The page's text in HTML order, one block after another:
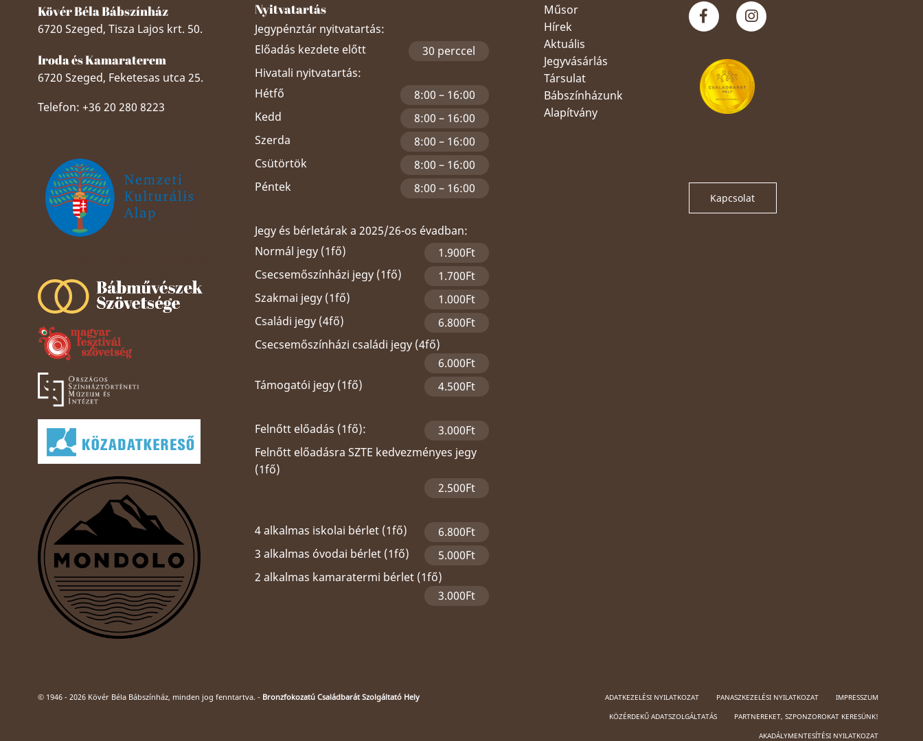
Kövér Béla Bábszínház
6720 Szeged, Tisza Lajos krt. 50.
Iroda és Kamaraterem
6720 Szeged, Feketesas utca 25.
Telefon: +36 20 280 8223
Nyitvatartás
Jegypénztár nyitvatartás:
Előadás kezdete előtt
30 perccel
Hivatali nyitvatartás:
Hétfő
8:00 – 16:00
Kedd
8:00 – 16:00
Szerda
8:00 – 16:00
Csütörtök
8:00 – 16:00
Péntek
8:00 – 16:00
Jegy és bérletárak a 2025/26-os évadban:
Normál jegy (1fő)
1.900Ft
Csecsemőszínházi jegy (1fő)
1.700Ft
Szakmai jegy (1fő)
1.000Ft
Családi jegy (4fő)
6.800Ft
Csecsemőszínházi családi jegy (4fő)
6.000Ft
Támogatói jegy (1fő)
4.500Ft
Felnőtt előadás (1fő):
3.000Ft
Felnőtt előadásra SZTE kedvezményes jegy
(1fő)
2.500Ft
4 alkalmas iskolai bérlet (1fő)
6.800Ft
3 alkalmas óvodai bérlet (1fő)
5.000Ft
2 alkalmas kamaratermi bérlet (1fő)
3.000Ft
Műsor
Hírek
Aktuális
Jegyvásárlás
Társulat
Bábszínházunk
Alapítvány
Kapcsolat
© 1946 - 2026 Kövér Béla Bábszínház, minden jog fenntartva. - Bronzfokozatú Családbarát Szolgáltató Hely ADATKEZELÉSI NYILATKOZAT PANASZKEZELÉSI NYILATKOZAT
IMPRESSZUM
KÖZÉRDEKŰ ADATSZOLGÁLTATÁS
PARTNEREKET, SZPONZOROKAT KERESÜNK!
AKADÁLYMENTESÍTÉSI NYILATKOZAT